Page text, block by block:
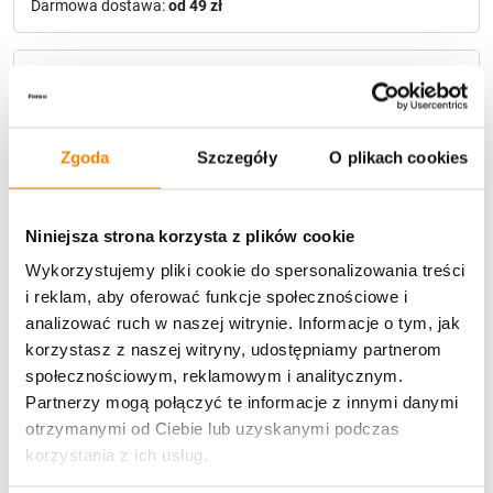
Zgoda Szczegóły O plikach cookies
Niniejsza strona korzysta z plików cookie
Wykorzystujemy pliki cookie do spersonalizowania treści
i reklam, aby oferować funkcje społecznościowe i
analizować ruch w naszej witrynie. Informacje o tym, jak
korzystasz z naszej witryny, udostępniamy partnerom
społecznościowym, reklamowym i analitycznym.
Partnerzy mogą połączyć te informacje z innymi danymi
otrzymanymi od Ciebie lub uzyskanymi podczas
korzystania z ich usług.
Potrzebujesz większą ilość? Zapraszamy do naszej
hurtowniiPrzejdź do hurtowni B2B
Darmowa dostawa:od 49 zł
Opis produktu
Specyfikacja